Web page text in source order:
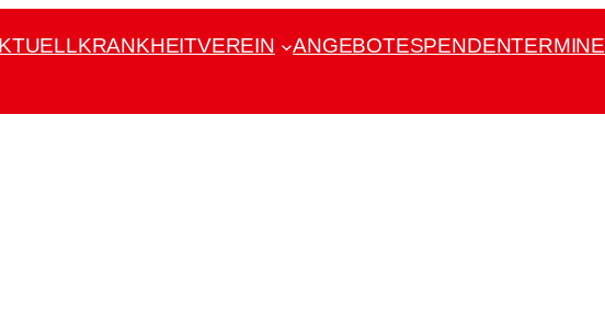
KRANKHEITVEREIN ANGEBOTESPENDENTERMINE